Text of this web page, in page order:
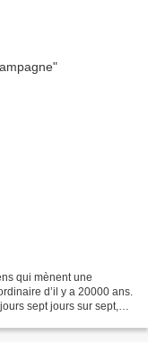
qui mènent une
d’il y a 20000 ans.
sept jours sur sept,